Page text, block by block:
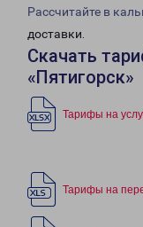
Рассчитайте в
доставки.
Скачать
«Пятигорск»
Тарифы на
Тарифы на